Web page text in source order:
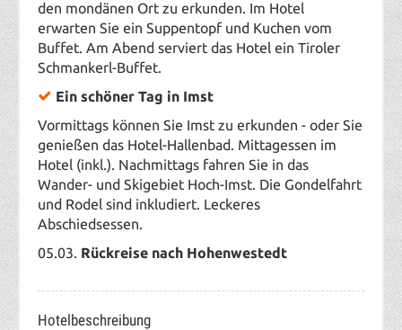
den mondänen Ort zu erkunden. Im Hotel
erwarten Sie ein Suppentopf und Kuchen vom
Buffet. Am Abend serviert das Hotel ein Tiroler
Schmankerl-Buffet.
Ein schöner Tag in Imst
Vormittags können Sie Imst zu erkunden - oder Sie
genießen das Hotel-Hallenbad. Mittagessen im
Hotel (inkl.). Nachmittags fahren Sie in das
Wander- und Skigebiet Hoch-Imst. Die Gondelfahrt
und Rodel sind inkludiert. Leckeres
Abschiedsessen.
05.03. Rückreise nach Hohenwestedt
Hotelbeschreibung